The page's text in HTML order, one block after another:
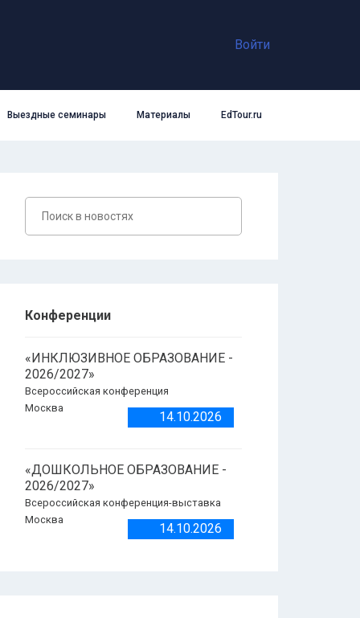
Войти
Выездные семинары Материалы EdTour.ru
Конференции
«ИНКЛЮЗИВНОЕ ОБРАЗОВАНИЕ -
2026/2027»
Всероссийская конференция
Москва
14.10.2026
«ДОШКОЛЬНОЕ ОБРАЗОВАНИЕ -
2026/2027»
Всероссийская конференция-выставка
Москва
14.10.2026